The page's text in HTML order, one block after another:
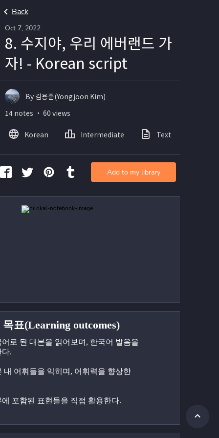
Back
Oct 7, 2022
8. 수지야, 우리 에버랜드 가
자! - Korean script
표(Learning outcomes)
어로 된 대본을 읽어보며, 한국어 발음을
다.
내 어휘들을 익히며, 어휘력을 향상한
에 포함된 표현들을 직접 활용한다.
By 김용준(Yongjoon Kim)
14 notes ・ 60 views
Korean Intermediate Text
Add to my library